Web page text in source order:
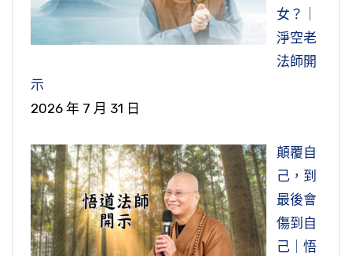
女？｜
淨空老
法師開
示
2026 年 7 月 31 日
顛覆自
己，到
最後會
傷到自
己｜悟